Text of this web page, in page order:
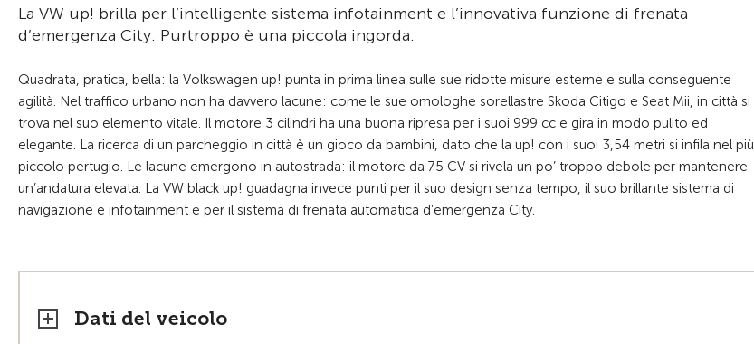
La VW up! brilla per l’intelligente sistema infotainment e l’innovativa funzione di frenata
d’emergenza City. Purtroppo è una piccola ingorda.
Quadrata, pratica, bella: la Volkswagen up! punta in prima linea sulle sue ridotte misure esterne e sulla conseguente
agilità. Nel traffico urbano non ha davvero lacune: come le sue omologhe sorellastre Skoda Citigo e Seat Mii, in città si
trova nel suo elemento vitale. Il motore 3 cilindri ha una buona ripresa per i suoi 999 cc e gira in modo pulito ed
elegante. La ricerca di un parcheggio in città è un gioco da bambini, dato che la up! con i suoi 3,54 metri si infila nel più
piccolo pertugio. Le lacune emergono in autostrada: il motore da 75 CV si rivela un po’ troppo debole per mantenere
un’andatura elevata. La VW black up! guadagna invece punti per il suo design senza tempo, il suo brillante sistema di
navigazione e infotainment e per il sistema di frenata automatica d’emergenza City.
Dati del veicolo